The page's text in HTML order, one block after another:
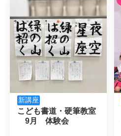
新講座
こども書道・硬筆教室
9月　体験会